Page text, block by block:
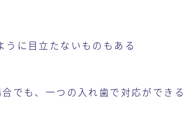
うに目立たないものもある
でも、一つの入れ歯で対応ができる